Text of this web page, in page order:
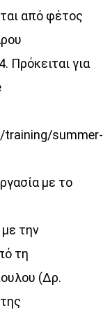
από φέτος
Πρόκειται για
training/summer-
με το
την
τη
(Δρ.